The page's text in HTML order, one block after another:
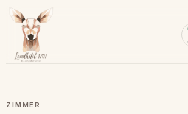
ZIMMER